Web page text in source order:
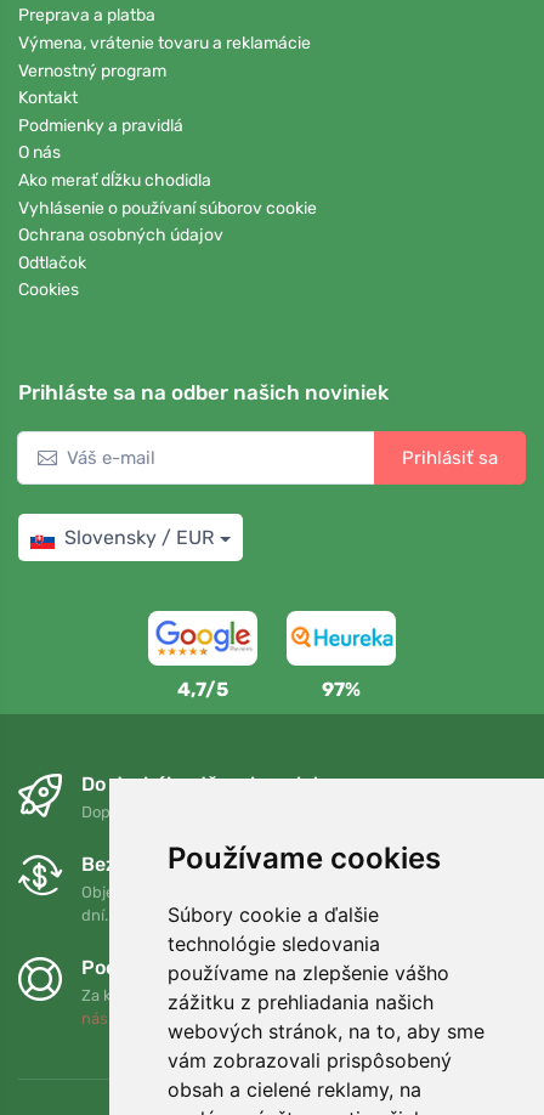
Používame cookies
Súbory cookie a ďalšie
technológie sledovania
používame na zlepšenie vášho
zážitku z prehliadania našich
webových stránok, na to, aby sme
vám zobrazovali prispôsobený
obsah a cielené reklamy, na
Preprava a platba
Výmena, vrátenie tovaru a reklamácie
Vernostný program
Kontakt
Podmienky a pravidlá
O nás
Ako merať dĺžku chodidla
Vyhlásenie o používaní súborov cookie
Ochrana osobných údajov
Odtlačok
Cookies
Prihláste sa na odber našich noviniek
Prihlásiť sa
Slovensky / EUR
4,7/5 97%
Do druhého dňa a bezplatne
Doprava zadarmo pri objednávkach nad 75 EUR
Bezplatná výmena a vrátenie tovaru
Objednávku môžete kedykoľvek vrátiť alebo vymeniť do 90
dní.
Podporujeme Trees.org
Za každú objednávku zasadíme strom! Prečítajte si viac
nás